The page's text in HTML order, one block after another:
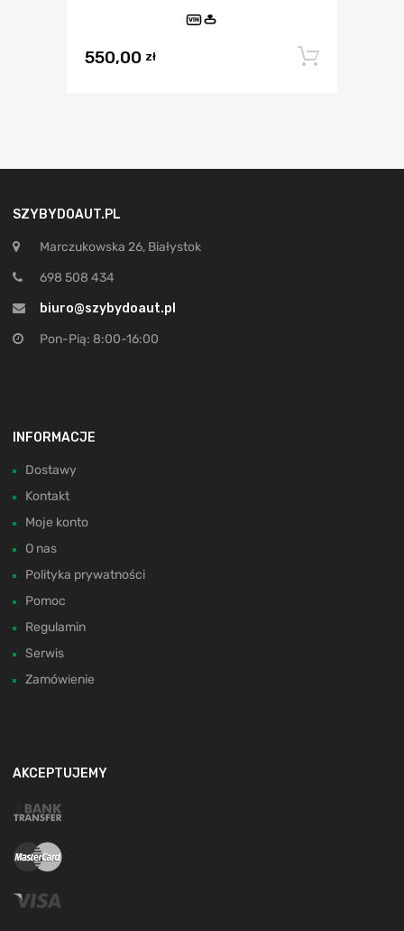
VIN
550,00 zł
SZYBYDOAUT.PL
Marczukowska 26, Białystok
698 508 434
biuro@szybydoaut.pl
Pon-Pią: 8:00-16:00
INFORMACJE
Dostawy
Kontakt
Moje konto
O nas
Polityka prywatności
Pomoc
Regulamin
Serwis
Zamówienie
AKCEPTUJEMY